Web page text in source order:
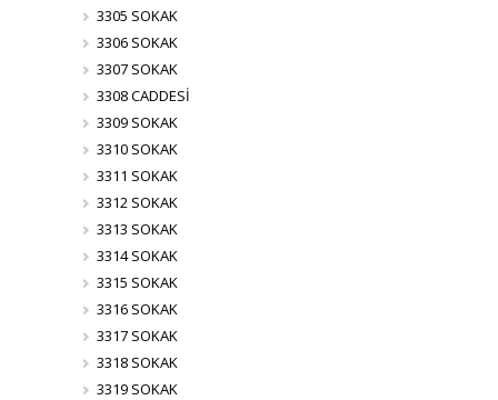
3305 SOKAK
3306 SOKAK
3307 SOKAK
3308 CADDESİ
3309 SOKAK
3310 SOKAK
3311 SOKAK
3312 SOKAK
3313 SOKAK
3314 SOKAK
3315 SOKAK
3316 SOKAK
3317 SOKAK
3318 SOKAK
3319 SOKAK